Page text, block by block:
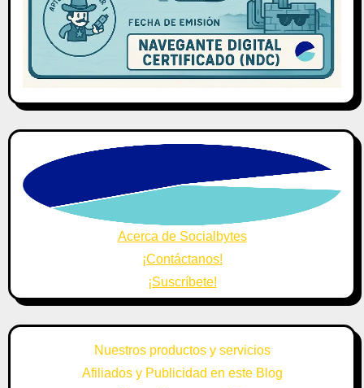
Acerca de Socialbytes
¡Contáctanos!
¡Suscríbete!
Nuestros productos y servicios
Afiliados y Publicidad en este Blog